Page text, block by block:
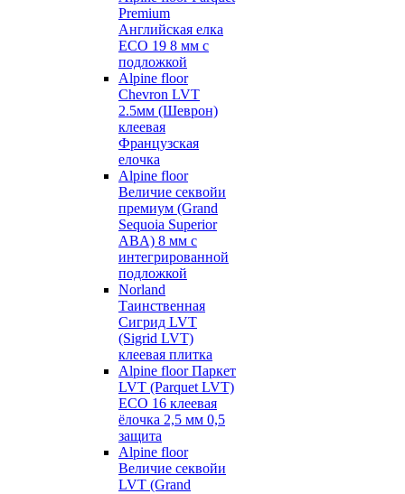
Premium
Английская елка
ECO 19 8 мм с
подложкой
Alpine floor
Chevron LVT
2.5мм (Шеврон)
клеевая
Французская
елочка
Alpine floor
Величие секвойи
премиум (Grand
Sequoia Superior
ABA) 8 мм с
интегрированной
подложкой
Norland
Таинственная
Сигрид LVT
(Sigrid LVT)
клеевая плитка
Alpine floor Паркет
LVT (Parquet LVT)
ECO 16 клеевая
ёлочка 2,5 мм 0,5
защита
Alpine floor
Величие секвойи
LVT (Grand